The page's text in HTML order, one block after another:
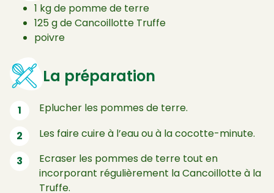
1 kg de pomme de terre
125 g de Cancoillotte Truffe
poivre
La préparation
Eplucher les pommes de terre.
Les faire cuire à l’eau ou à la cocotte-minute.
Ecraser les pommes de terre tout en
incorporant régulièrement la Cancoillotte à la
Truffe.